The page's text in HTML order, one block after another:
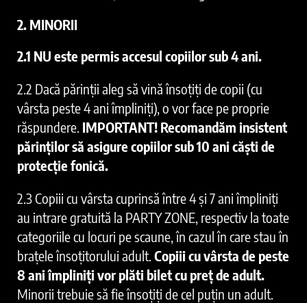
2. MINORII
2.1 NU este permis accesul copiilor sub 4 ani.
2.2 Dacă părinții aleg să vină însoțiți de copii (cu
vârsta peste 4 ani împliniți), o vor face pe proprie
răspundere. IMPORTANT! Recomandăm insistent
părinților să asigure copiilor sub 10 ani căști de
protecție fonică.
2.3 Copiii cu vârsta cuprinsă între 4 și 7 ani împliniți
au intrare gratuită la PARTY ZONE, respectiv la toate
categoriile cu locuri pe scaune, în cazul în care stau în
brațele însoțitorului adult. Copiii cu vârsta de peste
8 ani împliniți vor plăti bilet cu preț de adult.
Minorii trebuie să fie însoțiți de cel puțin un adult.